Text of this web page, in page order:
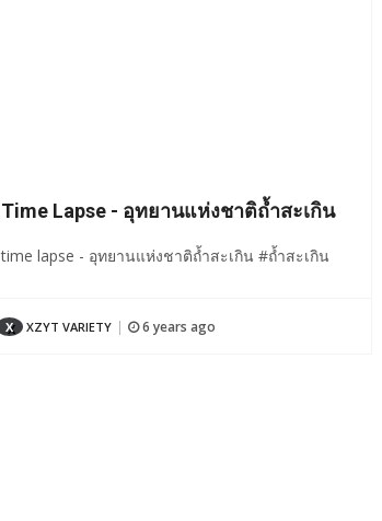
Time Lapse - อุทยานแห่งชาติถ้ำสะเกิน
time lapse - อุทยานแห่งชาติถ้ำสะเกิน #ถ้ำสะเกิน
X XZYT VARIETY 6 years ago